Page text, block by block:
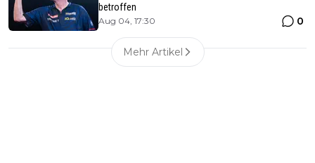
betroffen
Aug 04, 17:30 0
Mehr Artikel